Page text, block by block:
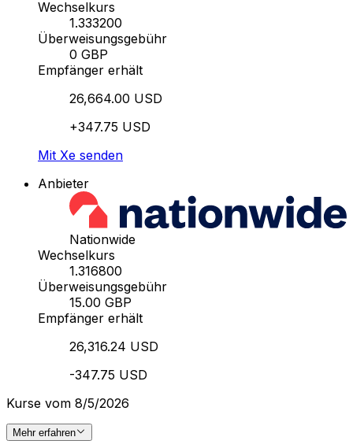
Wechselkurs
1.333200
Überweisungsgebühr
0 GBP
Empfänger erhält
26,664.00 USD
+347.75 USD
Mit Xe senden
Anbieter
Nationwide
Wechselkurs
1.316800
Überweisungsgebühr
15.00 GBP
Empfänger erhält
26,316.24 USD
-347.75 USD
Kurse vom 8/5/2026
Mehr erfahren